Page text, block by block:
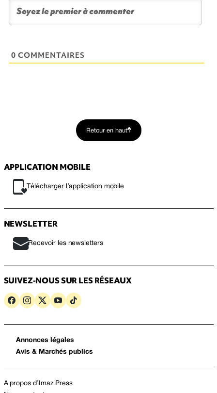
0 COMMENTAIRES
Retour en haut
APPLICATION MOBILE
Télécharger l’application mobile
NEWSLETTER
Recevoir les newsletters
SUIVEZ-NOUS SUR LES RÉSEAUX
Annonces légales
Avis & Marchés publics
A propos d’Imaz Press